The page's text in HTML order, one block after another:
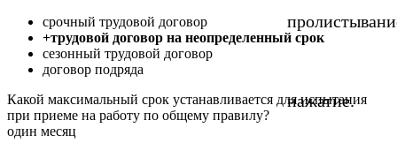
нажатие.
срочный трудовой договор
+трудовой договор на неопределенный срок
сезонный трудовой договор
договор подряда
Какой максимальный срок устанавливается для испытания
при приеме на работу по общему правилу?
один месяц